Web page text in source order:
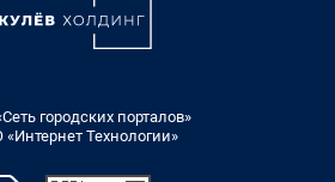
городских порталов»
Технологии»